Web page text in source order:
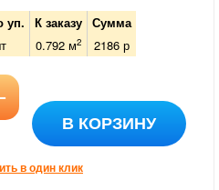
уп. К заказу
Сумма
0.792м2 2186р
В КОРЗИНУ
в один клик